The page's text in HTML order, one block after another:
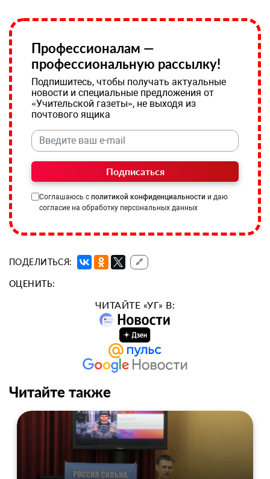
Профессионалам —
профессиональную рассылку!
Подпишитесь, чтобы получать актуальные
новости и специальные предложения от
«Учительской газеты», не выходя из
почтового ящика
Подписаться
Соглашаюсь с политикой конфиденциальности и даю
согласие на обработку персональных данных
ПОДЕЛИТЬСЯ: 🔗
ОЦЕНИТЬ:
ЧИТАЙТЕ «УГ» В:
Читайте также